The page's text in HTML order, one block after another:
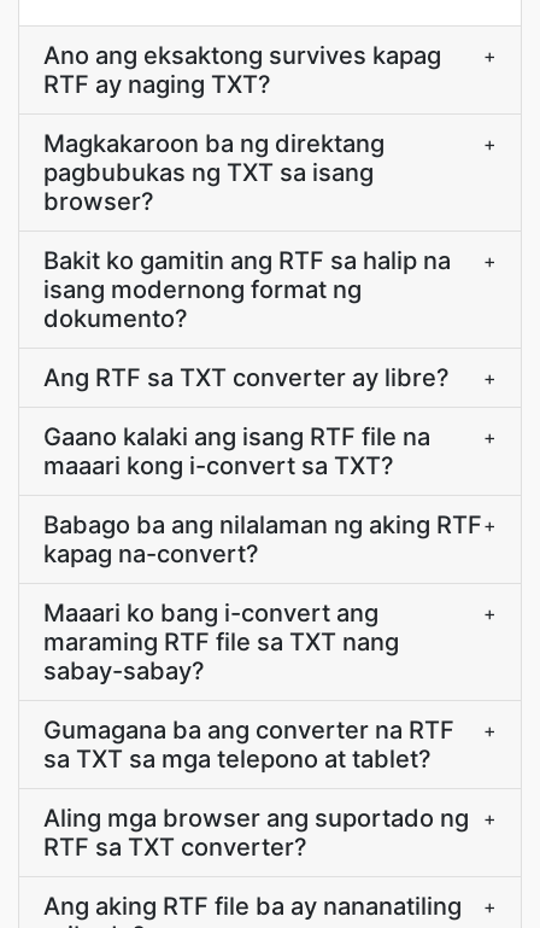
Ano ang eksaktong survives kapag
RTF ay naging TXT?
+
Magkakaroon ba ng direktang
pagbubukas ng TXT sa isang
browser?
+
Bakit ko gamitin ang RTF sa halip na
isang modernong format ng
dokumento?
+
Ang RTF sa TXT converter ay libre? +
Gaano kalaki ang isang RTF file na
maaari kong i-convert sa TXT?
+
Babago ba ang nilalaman ng aking RTF
kapag na-convert?
+
Maaari ko bang i-convert ang
maraming RTF file sa TXT nang
sabay-sabay?
+
Gumagana ba ang converter na RTF
sa TXT sa mga telepono at tablet?
+
Aling mga browser ang suportado ng
RTF sa TXT converter?
+
Ang aking RTF file ba ay nananatiling
+